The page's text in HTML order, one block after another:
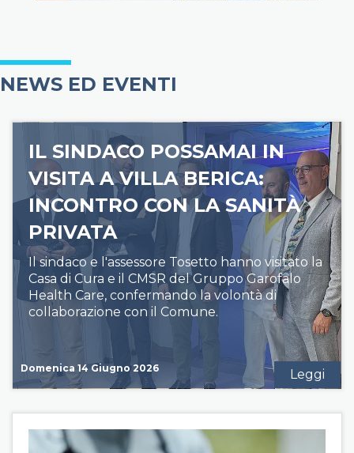
NEWS ED EVENTI
IL SINDACO POSSAMAI IN
VISITA A VILLA BERICA:
INCONTRO CON LA SANITÀ
PRIVATA
Il sindaco e l'assessore Tosetto hanno visitato la
Casa di Cura e il CMSR del Gruppo Garofalo
Health Care, confermando la volontà di
collaborazione con il Comune.
Domenica 14 Giugno 2026 Leggi